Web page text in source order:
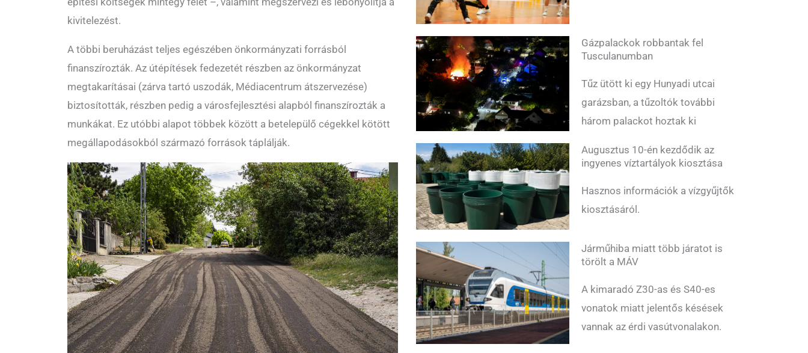
kivitelezést.
A többi beruházást teljes egészében önkormányzati forrásból
finanszírozták. Az útépítések fedezetét részben az önkormányzat
megtakarításai (zárva tartó uszodák, Médiacentrum átszervezése)
biztosították, részben pedig a városfejlesztési alapból finanszírozták a
munkákat. Ez utóbbi alapot többek között a betelepülő cégekkel kötött
megállapodásokból származó források táplálják.
Gázpalackok robbantak fel
Tusculanumban
Tűz ütött ki egy Hunyadi utcai
garázsban, a tűzoltók további
három palackot hoztak ki
Augusztus 10-én kezdődik az
ingyenes víztartályok kiosztása
Hasznos információk a vízgyűjtők
kiosztásáról.
Járműhiba miatt több járatot is
törölt a MÁV
A kimaradó Z30-as és S40-es
vonatok miatt jelentős késések
vannak az érdi vasútvonalakon.